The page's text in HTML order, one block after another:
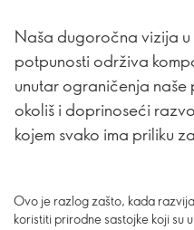
Naša dugoročna vizija
potpunosti održiva
unutar ograničenja
okoliš i doprinoseći
kojem svako ima priliku
Ovo je razlog zašto, kada
koristiti prirodne sastojke koji su